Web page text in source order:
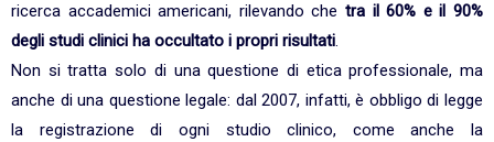
ricerca accademici americani, rilevando che tra il 60% e il 90%
degli studi clinici ha occultato i propri risultati.
Non si tratta solo di una questione di etica professionale, ma
anche di una questione legale: dal 2007, infatti, è obbligo di legge
la registrazione di ogni studio clinico, come anche la